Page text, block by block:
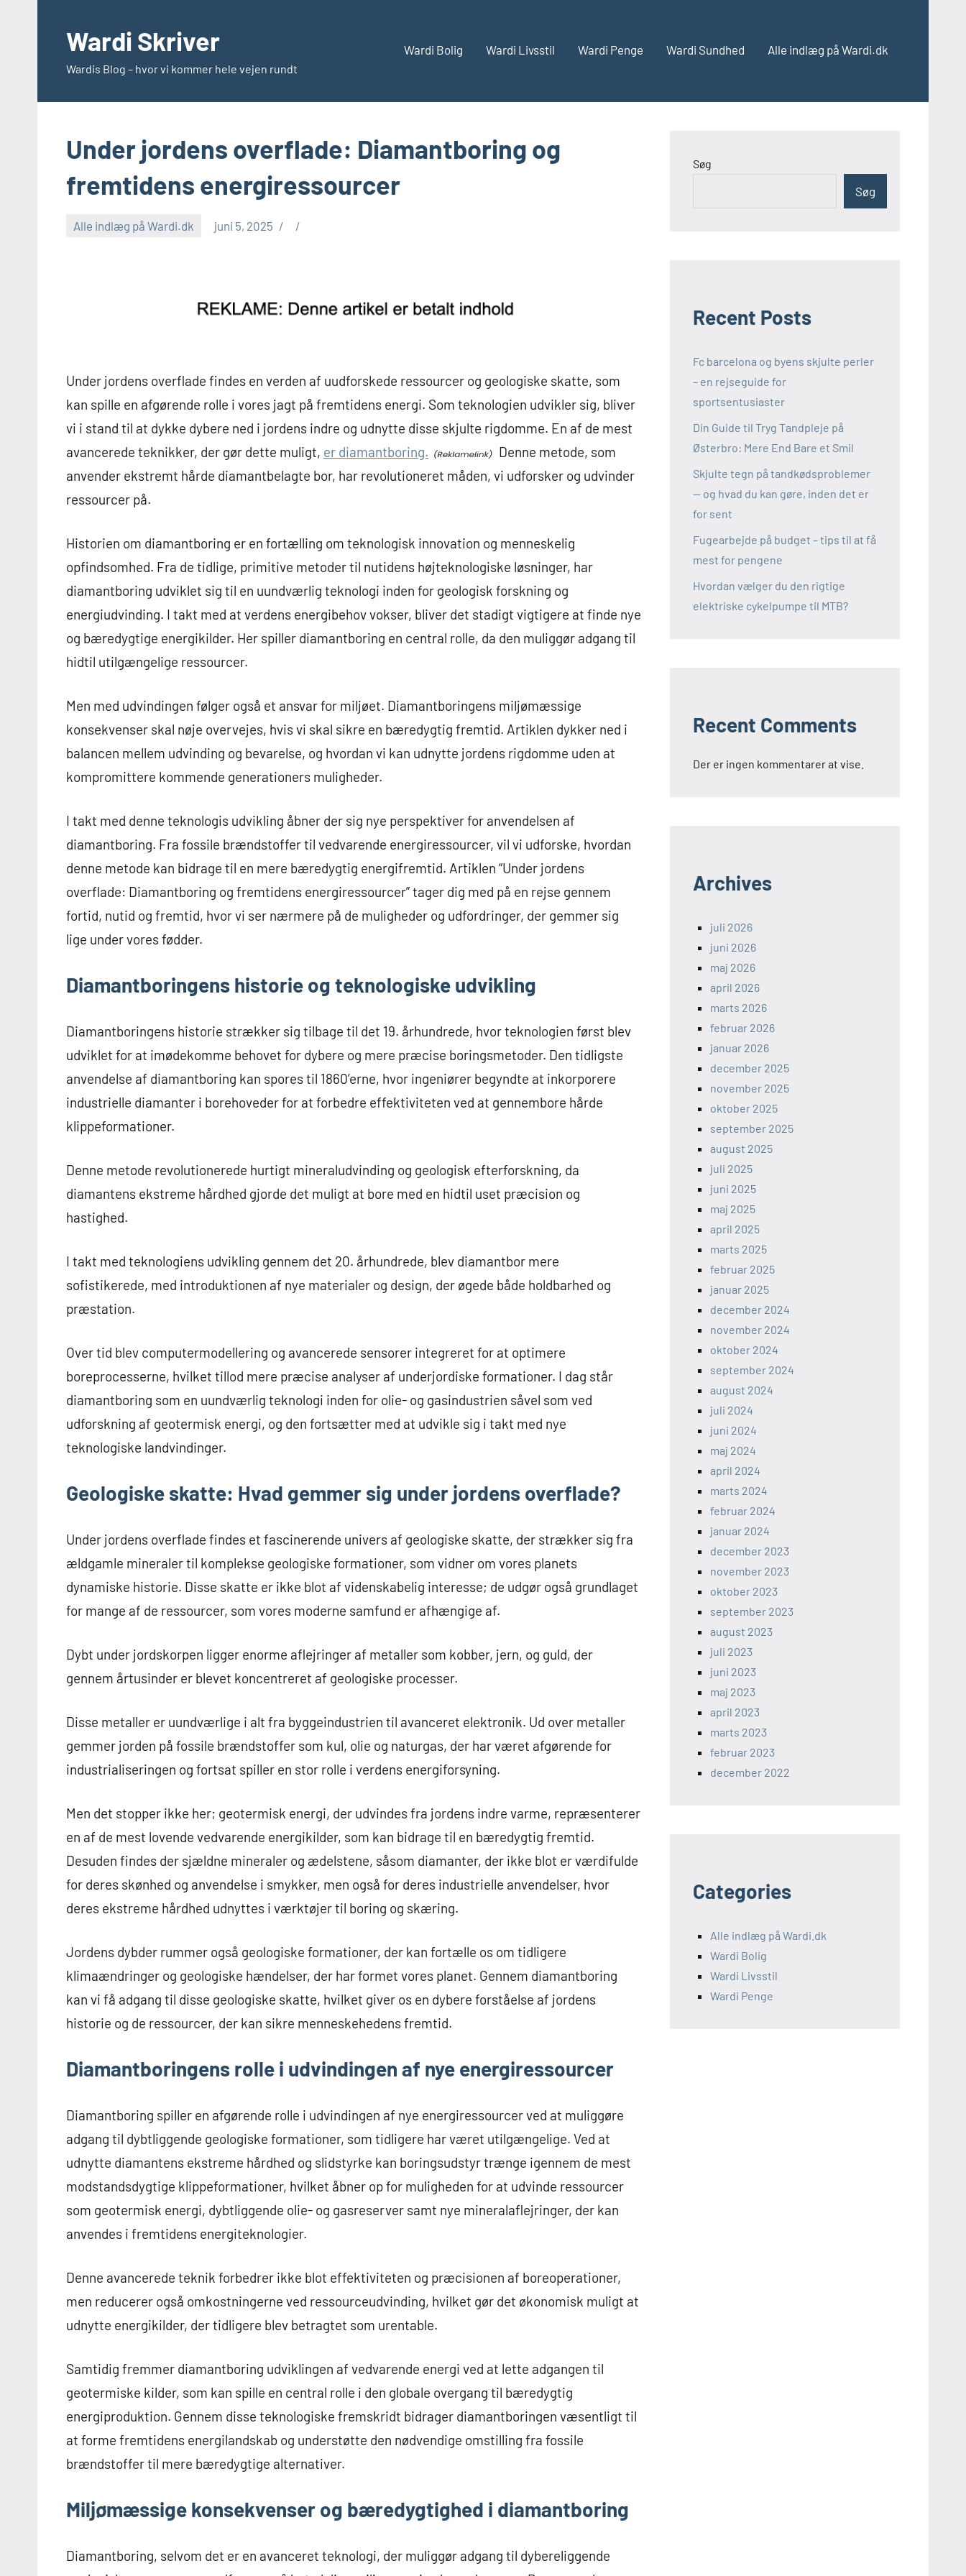
indholdWardi Skriver
Wardis Blog – hvor vi kommer hele vejen rundt
Wardi Bolig Wardi Livsstil Wardi Penge Wardi Sundhed Alle indlæg på Wardi.dk
Under jordens overflade: Diamantboring og
fremtidens energiressourcer
Alle indlæg på Wardi.dk juni 5, 2025
Under jordens overflade findes en verden af uudforskede ressourcer og geologiske skatte, som
kan spille en afgørende rolle i vores jagt på fremtidens energi. Som teknologien udvikler sig, bliver
vi i stand til at dykke dybere ned i jordens indre og udnytte disse skjulte rigdomme. En af de mest
avancerede teknikker, der gør dette muligt, er diamantboring.
Denne metode, som
anvender ekstremt hårde diamantbelagte bor, har revolutioneret måden, vi udforsker og udvinder
ressourcer på.
Historien om diamantboring er en fortælling om teknologisk innovation og menneskelig
opfindsomhed. Fra de tidlige, primitive metoder til nutidens højteknologiske løsninger, har
diamantboring udviklet sig til en uundværlig teknologi inden for geologisk forskning og
energiudvinding. I takt med at verdens energibehov vokser, bliver det stadigt vigtigere at finde nye
og bæredygtige energikilder. Her spiller diamantboring en central rolle, da den muliggør adgang til
hidtil utilgængelige ressourcer.
Men med udvindingen følger også et ansvar for miljøet. Diamantboringens miljømæssige
konsekvenser skal nøje overvejes, hvis vi skal sikre en bæredygtig fremtid. Artiklen dykker ned i
balancen mellem udvinding og bevarelse, og hvordan vi kan udnytte jordens rigdomme uden at
kompromittere kommende generationers muligheder.
I takt med denne teknologis udvikling åbner der sig nye perspektiver for anvendelsen af
diamantboring. Fra fossile brændstoffer til vedvarende energiressourcer, vil vi udforske, hvordan
denne metode kan bidrage til en mere bæredygtig energifremtid. Artiklen “Under jordens
overflade: Diamantboring og fremtidens energiressourcer” tager dig med på en rejse gennem
fortid, nutid og fremtid, hvor vi ser nærmere på de muligheder og udfordringer, der gemmer sig
lige under vores fødder.
Diamantboringens historie og teknologiske udvikling
Diamantboringens historie strækker sig tilbage til det 19. århundrede, hvor teknologien først blev
udviklet for at imødekomme behovet for dybere og mere præcise boringsmetoder. Den tidligste
anvendelse af diamantboring kan spores til 1860’erne, hvor ingeniører begyndte at inkorporere
industrielle diamanter i borehoveder for at forbedre effektiviteten ved at gennembore hårde
klippeformationer.
Denne metode revolutionerede hurtigt mineraludvinding og geologisk efterforskning, da
diamantens ekstreme hårdhed gjorde det muligt at bore med en hidtil uset præcision og
hastighed.
I takt med teknologiens udvikling gennem det 20. århundrede, blev diamantbor mere
sofistikerede, med introduktionen af nye materialer og design, der øgede både holdbarhed og
præstation.
Over tid blev computermodellering og avancerede sensorer integreret for at optimere
boreprocesserne, hvilket tillod mere præcise analyser af underjordiske formationer. I dag står
diamantboring som en uundværlig teknologi inden for olie- og gasindustrien såvel som ved
udforskning af geotermisk energi, og den fortsætter med at udvikle sig i takt med nye
teknologiske landvindinger.
Geologiske skatte: Hvad gemmer sig under jordens overflade?
Under jordens overflade findes et fascinerende univers af geologiske skatte, der strækker sig fra
ældgamle mineraler til komplekse geologiske formationer, som vidner om vores planets
dynamiske historie. Disse skatte er ikke blot af videnskabelig interesse; de udgør også grundlaget
for mange af de ressourcer, som vores moderne samfund er afhængige af.
Dybt under jordskorpen ligger enorme aflejringer af metaller som kobber, jern, og guld, der
gennem årtusinder er blevet koncentreret af geologiske processer.
Disse metaller er uundværlige i alt fra byggeindustrien til avanceret elektronik. Ud over metaller
gemmer jorden på fossile brændstoffer som kul, olie og naturgas, der har været afgørende for
industrialiseringen og fortsat spiller en stor rolle i verdens energiforsyning.
Men det stopper ikke her; geotermisk energi, der udvindes fra jordens indre varme, repræsenterer
en af de mest lovende vedvarende energikilder, som kan bidrage til en bæredygtig fremtid.
Desuden findes der sjældne mineraler og ædelstene, såsom diamanter, der ikke blot er værdifulde
for deres skønhed og anvendelse i smykker, men også for deres industrielle anvendelser, hvor
deres ekstreme hårdhed udnyttes i værktøjer til boring og skæring.
Jordens dybder rummer også geologiske formationer, der kan fortælle os om tidligere
klimaændringer og geologiske hændelser, der har formet vores planet. Gennem diamantboring
kan vi få adgang til disse geologiske skatte, hvilket giver os en dybere forståelse af jordens
historie og de ressourcer, der kan sikre menneskehedens fremtid.
Diamantboringens rolle i udvindingen af nye energiressourcer
Diamantboring spiller en afgørende rolle i udvindingen af nye energiressourcer ved at muliggøre
adgang til dybtliggende geologiske formationer, som tidligere har været utilgængelige. Ved at
udnytte diamantens ekstreme hårdhed og slidstyrke kan boringsudstyr trænge igennem de mest
modstandsdygtige klippeformationer, hvilket åbner op for muligheden for at udvinde ressourcer
som geotermisk energi, dybtliggende olie- og gasreserver samt nye mineralaflejringer, der kan
anvendes i fremtidens energiteknologier.
Denne avancerede teknik forbedrer ikke blot effektiviteten og præcisionen af boreoperationer,
men reducerer også omkostningerne ved ressourceudvinding, hvilket gør det økonomisk muligt at
udnytte energikilder, der tidligere blev betragtet som urentable.
Samtidig fremmer diamantboring udviklingen af vedvarende energi ved at lette adgangen til
geotermiske kilder, som kan spille en central rolle i den globale overgang til bæredygtig
energiproduktion. Gennem disse teknologiske fremskridt bidrager diamantboringen væsentligt til
at forme fremtidens energilandskab og understøtte den nødvendige omstilling fra fossile
brændstoffer til mere bæredygtige alternativer.
Miljømæssige konsekvenser og bæredygtighed i diamantboring
Diamantboring, selvom det er en avanceret teknologi, der muliggør adgang til dybereliggende
Søg
Søg
Recent Posts
Fc barcelona og byens skjulte perler
– en rejseguide for
sportsentusiaster
Din Guide til Tryg Tandpleje på
Østerbro: Mere End Bare et Smil
Skjulte tegn på tandkødsproblemer
— og hvad du kan gøre, inden det er
for sent
Fugearbejde på budget – tips til at få
mest for pengene
Hvordan vælger du den rigtige
elektriske cykelpumpe til MTB?
Recent Comments
Der er ingen kommentarer at vise.
Archives
juli 2026
juni 2026
maj 2026
april 2026
marts 2026
februar 2026
januar 2026
december 2025
november 2025
oktober 2025
september 2025
august 2025
juli 2025
juni 2025
maj 2025
april 2025
marts 2025
februar 2025
januar 2025
december 2024
november 2024
oktober 2024
september 2024
august 2024
juli 2024
juni 2024
maj 2024
april 2024
marts 2024
februar 2024
januar 2024
december 2023
november 2023
oktober 2023
september 2023
august 2023
juli 2023
juni 2023
maj 2023
april 2023
marts 2023
februar 2023
december 2022
Categories
Alle indlæg på Wardi.dk
Wardi Bolig
Wardi Livsstil
Wardi Penge